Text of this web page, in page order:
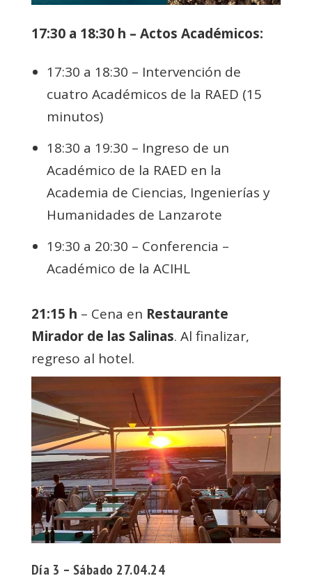
17:30 a 18:30 h – Actos Académicos:
17:30 a 18:30 – Intervención de
cuatro Académicos de la RAED (15
minutos)
18:30 a 19:30 – Ingreso de un
Académico de la RAED en la
Academia de Ciencias, Ingenierías y
Humanidades de Lanzarote
19:30 a 20:30 – Conferencia –
Académico de la ACIHL
21:15 h – Cena en Restaurante
Mirador de las Salinas. Al finalizar,
regreso al hotel.
Día 3 – Sábado 27.04.24